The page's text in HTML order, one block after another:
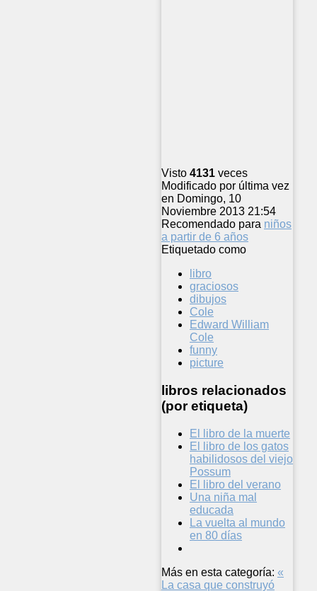
Visto 4131 veces
Modificado por última vez
en Domingo, 10
Noviembre 2013 21:54
Recomendado para niños
a partir de 6 años
Etiquetado como
libro
graciosos
dibujos
Cole
Edward William
Cole
funny
picture
libros relacionados
(por etiqueta)
El libro de la muerte
El libro de los gatos
habilidosos del viejo
Possum
El libro del verano
Una niña mal
educada
La vuelta al mundo
en 80 días
Más en esta categoría: «
La casa que construyó